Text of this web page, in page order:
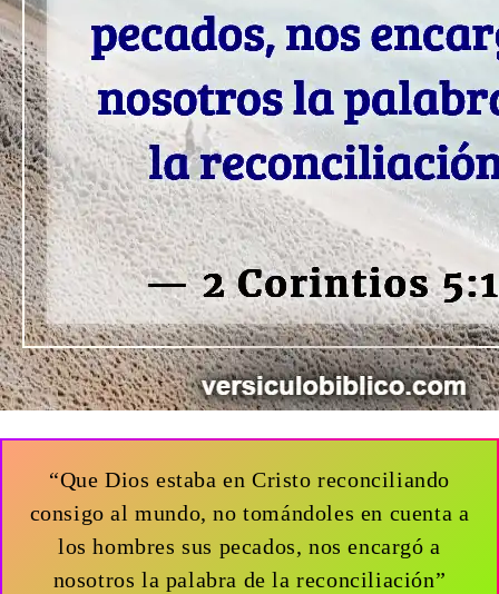
“Que Dios estaba en Cristo reconciliando
consigo al mundo, no tomándoles en cuenta a
los hombres sus pecados, nos encargó a
nosotros la palabra de la reconciliación”